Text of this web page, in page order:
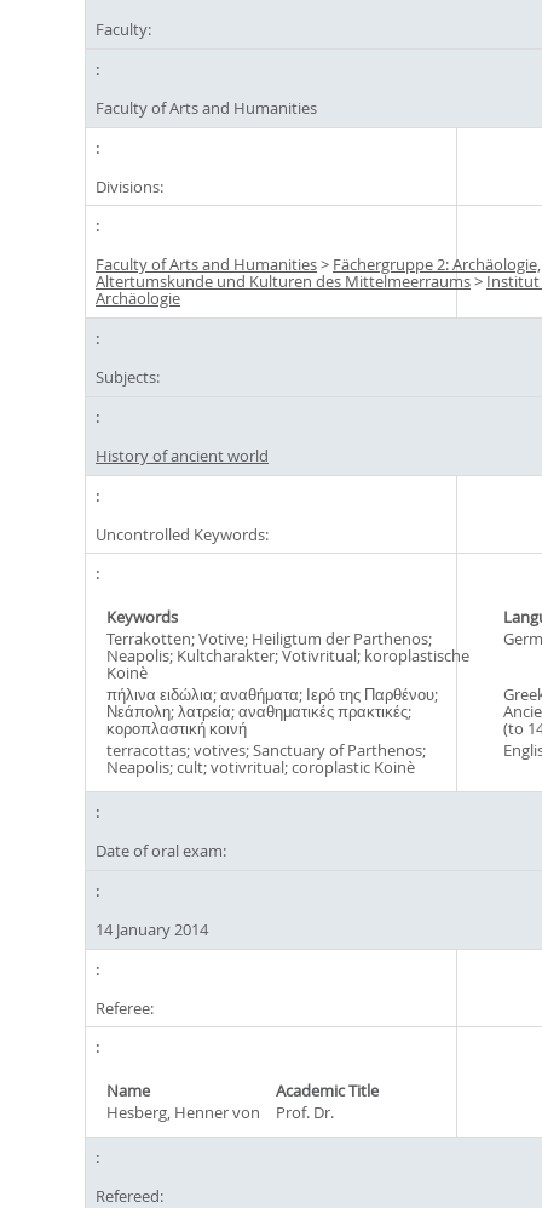
Faculty:
Faculty of Arts and Humanities
Divisions:
Faculty of Arts and Humanities> Fächergruppe 2: Archäologie,
Altertumskunde und Kulturen des Mittelmeerraums>
Archäologie
Subjects:
History of ancient world
Uncontrolled Keywords:
Keywords
Terrakotten; Votive; Heiligtum der Parthenos;
Neapolis; Kultcharakter; Votivritual; koroplastische
Koinè
πήλινα ειδώλια; αναθήματα; Ιερό της Παρθένου;
Νεάπολη; λατρεία; αναθηματικές πρακτικές;
κοροπλαστική κοινή
(to
terracottas; votives; Sanctuary of Parthenos;
Neapolis; cult; votivritual; coroplastic Koinè
Date of oral exam:
14 January 2014
Referee:
Name
Academic Title
Hesberg, Henner von
Prof. Dr.
Refereed: